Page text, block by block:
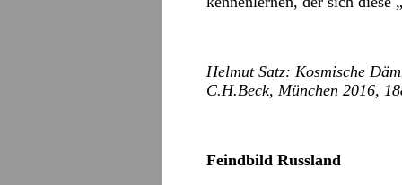
Helmut Satz: Kosmische
C.H.Beck, München 2016,
Feindbild Russland